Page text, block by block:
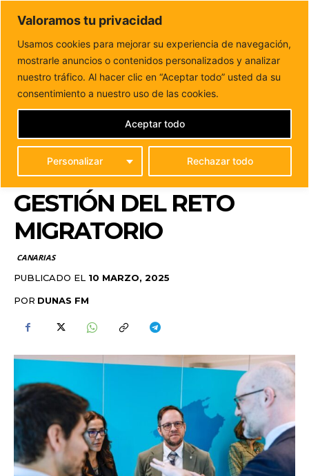
Valoramos tu privacidad
Usamos cookies para mejorar su experiencia de navegación,
mostrarle anuncios o contenidos personalizados y analizar
nuestro tráfico. Al hacer clic en “Aceptar todo” usted da su
consentimiento a nuestro uso de las cookies.
Personalizar Rechazar todo
Aceptar todo
DUNAS FM
Tu informacion de forma cercana
Inicio CANARIAS
Canarias implica a nuevas
organizaciones europeas en la gestión del reto migratorio
CANARIAS IMPLICA A
ORGANIZACIONES
EUROPEAS EN LA
GESTIÓN DEL RETO
MIGRATORIO
CANARIAS
PUBLICADO EL 10 MARZO, 2025
POR DUNAS FM